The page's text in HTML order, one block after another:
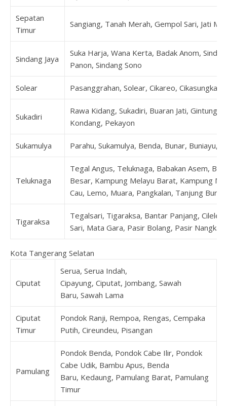
Sepatan
Timur
Sangiang, Tanah Merah, Gempol Sari, Jati
Sindang Jaya
Suka Harja, Wana Kerta, Badak Anom,
Panon, Sindang Sono
Solear Pasanggrahan, Solear, Cikareo, Cikasungka,
Sukadiri
Rawa Kidang, Sukadiri, Buaran Jati, Gintung,
Kondang, Pekayon
Sukamulya Parahu, Sukamulya, Benda, Bunar, Buniayu,
Teluknaga
Tegal Angus, Teluknaga, Babakan Asem,
Besar, Kampung Melayu Barat, Kampung
Cau, Lemo, Muara, Pangkalan, Tanjung
Tigaraksa
Tegalsari, Tigaraksa, Bantar Panjang,
Sari, Mata Gara, Pasir Bolang, Pasir
Kota Tangerang Selatan
Ciputat
Serua, Serua Indah,
Cipayung, Ciputat, Jombang, Sawah
Baru, Sawah Lama
Ciputat
Timur
Pondok Ranji, Rempoa, Rengas, Cempaka
Putih, Cireundeu, Pisangan
Pamulang
Pondok Benda, Pondok Cabe Ilir, Pondok
Cabe Udik, Bambu Apus, Benda
Baru, Kedaung, Pamulang Barat, Pamulang
Timur